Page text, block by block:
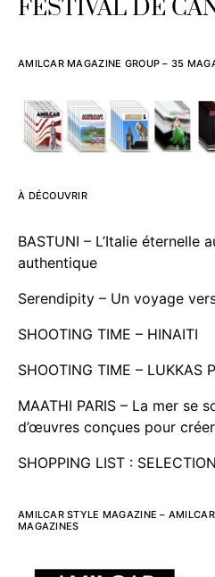
FESTIVAL DE
AMILCAR MAGAZINE GROUP – 35
À DÉCOUVRIR
BASTUNI – L’Italie éternelle
authentique
Serendipity – Un voyage
SHOOTING TIME – HINAITI
SHOOTING TIME – LUKKAS
MAATHI PARIS – La mer se
d’œuvres conçues pour
SHOPPING LIST :
AMILCAR STYLE MAGAZINE –
MAGAZINES